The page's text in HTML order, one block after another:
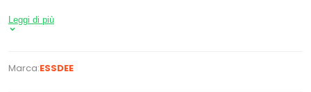
Leggi di più
Marca:ESSDEE